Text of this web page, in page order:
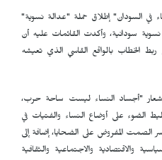
في السودان" إطلاق حملة "عدالة نسوية"
سودانية، وأكدت القائمات عليه أن
الخطاب بالواقع القاسي الذي تعيشه
"أجساد النساء ليست ساحة حرب،
الضوء على أوضاع النساء والفتيات في
الصمت المفروض على الضحايا، إضافة إلى
والاقتصادية والاجتماعية والثقافية